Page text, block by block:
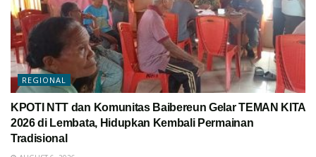
REGIONAL
KPOTI NTT dan Komunitas Baibereun Gelar TEMAN KITA
2026 di Lembata, Hidupkan Kembali Permainan
Tradisional